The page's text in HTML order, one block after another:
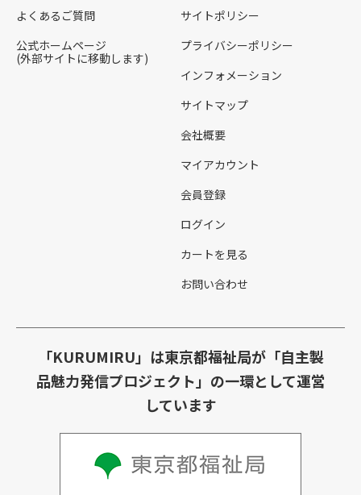
よくあるご質問
公式ホームページ
(外部サイトに移動します)
サイトポリシー
プライバシーポリシー
インフォメーション
サイトマップ
会社概要
マイアカウント
会員登録
ログイン
カートを見る
お問い合わせ
「KURUMIRU」は東京都福祉局が「自主製
品魅力発信プロジェクト」の一環として運営
しています